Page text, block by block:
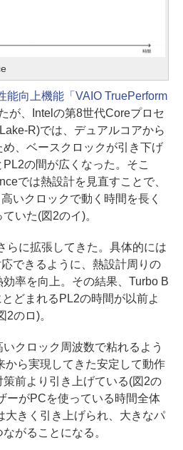
能向上機能「VAIO TruePerform
が、Intelの第8世代Coreプロセ
R)では、デュアルコアから
、ベースクロックが引き下げ
の間が広くなった。そこ
では熱設計を見直すことで、
いクロックで動く時間を長く
いた(図2のイ)。
に拡張してきた。具体的には
できるように、熱設計周りの
率を向上。その結果、Turbo B
どまれるPL2の時間が以前よ
2のロ)。
クロック周波数で粘れるよう
から実現してきた安定して動作
前より引き上げている(図2の
ーがPCを使っている時間全体
大きく引き上げられ、大きなパ
がることになる。